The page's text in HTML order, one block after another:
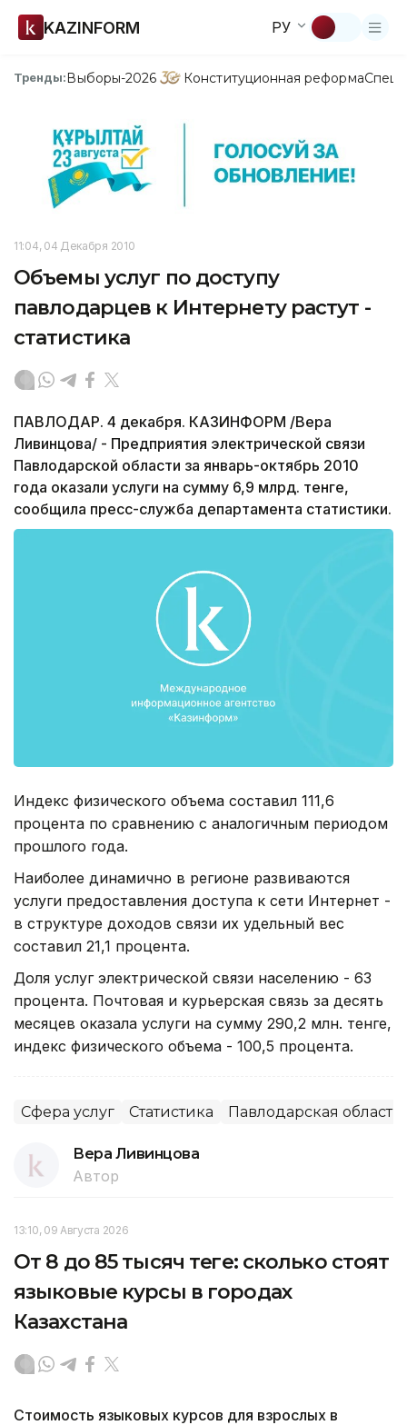
KAZINFORM РУ
Тренды:Выборы-2026 Конституционная реформа
11:04, 04 Декабря 2010
Объемы услуг по доступу
павлодарцев к Интернету растут -
статистика
ПАВЛОДАР. 4 декабря. КАЗИНФОРМ /Вера
Ливинцова/ - Предприятия электрической связи
Павлодарской области за январь-октябрь 2010
года оказали услуги на сумму 6,9 млрд. тенге,
сообщила пресс-служба департамента статистики.
Индекс физического объема составил 111,6
процента по сравнению с аналогичным периодом
прошлого года.
Наиболее динамично в регионе развиваются
услуги предоставления доступа к сети Интернет -
в структуре доходов связи их удельный вес
составил 21,1 процента.
Доля услуг электрической связи населению - 63
процента. Почтовая и курьерская связь за десять
месяцев оказала услуги на сумму 290,2 млн. тенге,
индекс физического объема - 100,5 процента.
Сфера услуг Статистика Павлодарская область
Вера Ливинцова
Автор
13:10, 09 Августа 2026
От 8 до 85 тысяч теңге: сколько стоят
языковые курсы в городах
Казахстана
Стоимость языковых курсов для взрослых в